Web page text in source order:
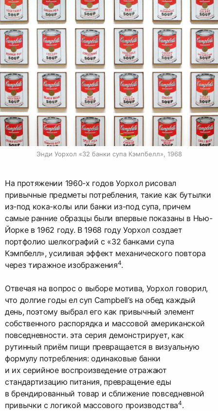
Энди Уорхол «32 банки супа Кэмпбелл», 1968
На протяжении 1960-х годов Уорхол рисовал
привычные предметы потребления, такие как бутылки
из-под кока-колы или банки из-под супа, причем
самые ранние образцы были впервые показаны в Нью-
Йорке в 1962 году. В 1968 году Уорхол создает
портфолио шелкографий с «32 банками супа
Кэмпбелл», усиливая эффект механического повтора
через тиражное изображения4.
Отвечая на вопрос о выборе мотива, Уорхол говорил,
что долгие годы ел суп Campbell’s на обед каждый
день, поэтому выбрал его как привычный элемент
собственного распорядка и массовой американской
повседневности. эта серия демонстрирует, как
рутинный приём пищи превращается в визуальную
формулу потребления: одинаковые банки
и их серийное воспроизведение отражают
стандартизацию питания, превращение еды
в брендированный товар и сближение повседневной
привычки с логикой массового производства4.